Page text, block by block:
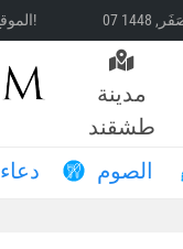
الموقع يعمل في وضع الاختبار!
مدينة
طشقند
دعاء الصوم